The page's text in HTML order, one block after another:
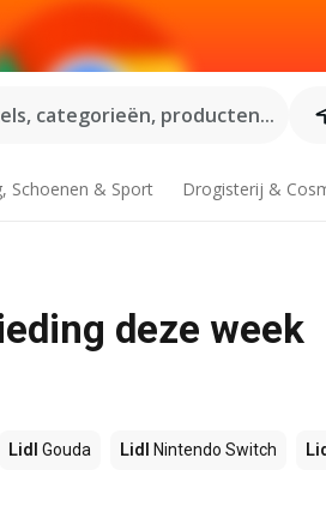
categorieën, producten...
Schoenen & Sport Drogisterij &
deze week
Lidl Gouda Lidl Nintendo Switch Lidl